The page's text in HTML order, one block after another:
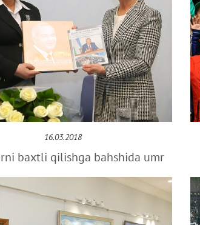
16.03.2018
baxtli qilishga bahshida umr